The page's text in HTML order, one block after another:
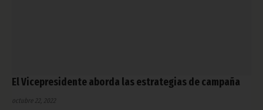
El Vicepresidente aborda las estrategias de campaña
octubre 22, 2022